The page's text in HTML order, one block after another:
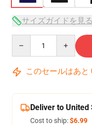
サイズガイドを見る
このセールはあと
Deliver to United
Cost to ship:$6.99